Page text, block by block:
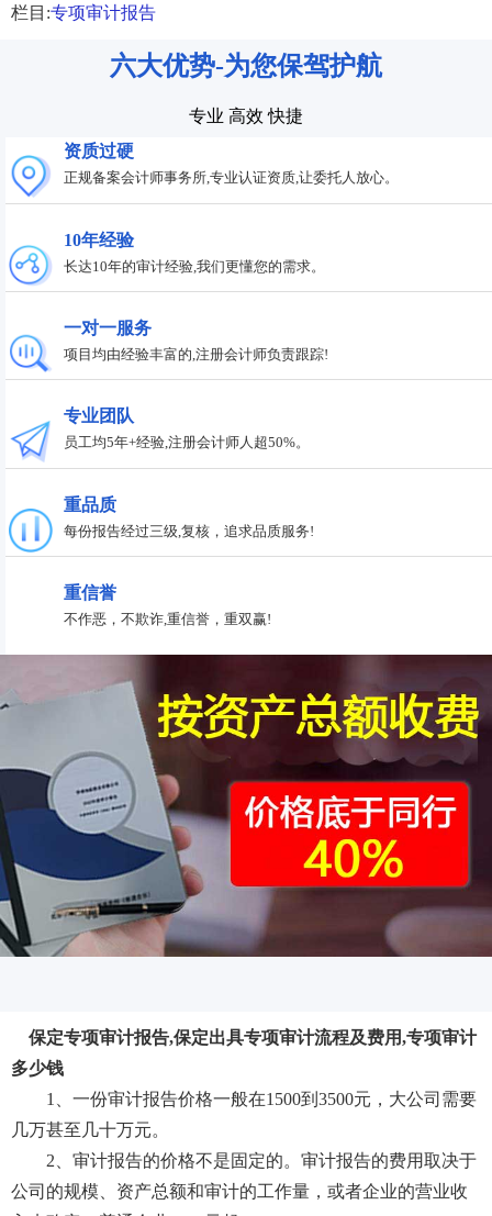
栏目:专项审计报告
六大优势-为您保驾护航
专业 高效 快捷
资质过硬
正规备案会计师事务所,专业认证资质,让委托人放心。
10年经验
长达10年的审计经验,我们更懂您的需求。
一对一服务
项目均由经验丰富的,注册会计师负责跟踪!
专业团队
员工均5年+经验,注册会计师人超50%。
重品质
每份报告经过三级,复核，追求品质服务!
重信誉
不作恶，不欺诈,重信誉，重双赢!
保定专项审计报告,保定出具专项审计流程及费用,专项审计
多少钱
1、一份审计报告价格一般在1500到3500元，大公司需要
几万甚至几十万元。
2、审计报告的价格不是固定的。审计报告的费用取决于
公司的规模、资产总额和审计的工作量，或者企业的营业收